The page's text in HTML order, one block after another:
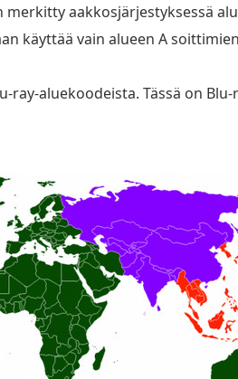
aakkosjärjestyksessä
käyttää vain alueen A
ray-aluekoodeista. Tässä on